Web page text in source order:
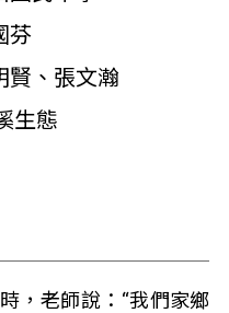
芬
賢、張文瀚
生態
，老師說：“我們家鄉